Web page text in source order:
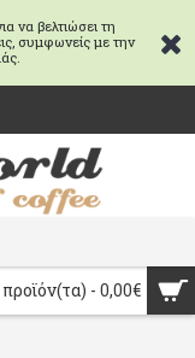
να βελτιώσει τη
συμφωνείς με την
- 0,00€